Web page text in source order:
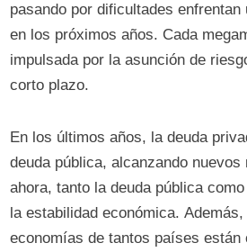
pasando por dificultades
en los próximos años. Cada
impulsada por la asunción de
corto plazo.
En los últimos años, la deuda
deuda pública, alcanzando
ahora, tanto la deuda pública
la estabilidad económica.
economías de tantos países están